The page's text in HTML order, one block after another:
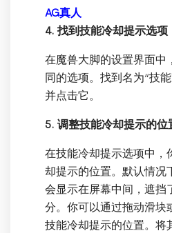
AG真人
4. 找到技能冷却提示选项
在魔兽大脚的设置界面中
同的选项。找到名为“技
并点击它。
5. 调整技能冷却提示的位
在技能冷却提示选项中，
却提示的位置。默认情况
会显示在屏幕中间，遮挡
分。你可以通过拖动滑块
技能冷却提示的位置。将